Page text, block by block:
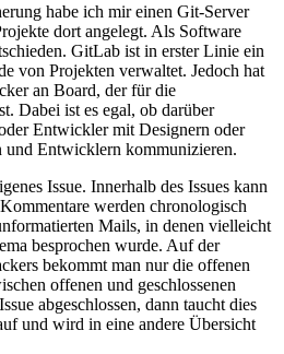
habe ich mir einen Git-Server
dort angelegt. Als Software
GitLab ist in erster Linie ein
von Projekten verwaltet. Jedoch hat
an Board, der für die
Dabei ist es egal, ob darüber
Entwickler mit Designern oder
und Entwicklern kommunizieren.
Issue. Innerhalb des Issues kann
werden chronologisch
Mails, in denen vielleicht
besprochen wurde. Auf der
bekommt man nur die offenen
offenen und geschlossenen
abgeschlossen, dann taucht dies
und wird in eine andere Übersicht